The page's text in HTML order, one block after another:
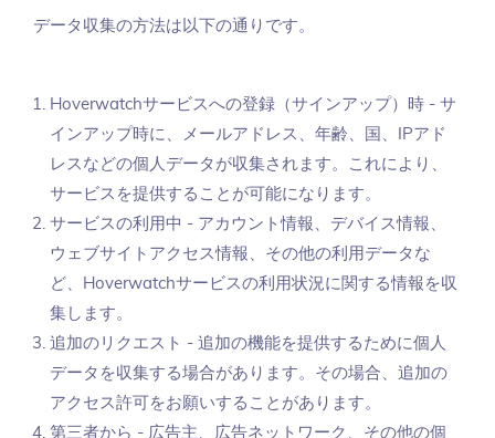
データ収集の方法は以下の通りです。
Hoverwatchサービスへの登録（サインアップ）時 - サ
インアップ時に、メールアドレス、年齢、国、IPアド
レスなどの個人データが収集されます。これにより、
サービスを提供することが可能になります。
サービスの利用中 - アカウント情報、デバイス情報、
ウェブサイトアクセス情報、その他の利用データな
ど、Hoverwatchサービスの利用状況に関する情報を収
集します。
追加のリクエスト - 追加の機能を提供するために個人
データを収集する場合があります。その場合、追加の
アクセス許可をお願いすることがあります。
第三者から - 広告主、広告ネットワーク、その他の個